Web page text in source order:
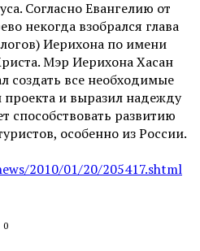
Согласно Евангелию от
некогда взобрался глава
Иерихона по имени
Мэр Иерихона Хасан
создать все необходимые
проекта и выразил надежду
способствовать развитию
особенно из России.
2010/01/20/205417.shtml
0